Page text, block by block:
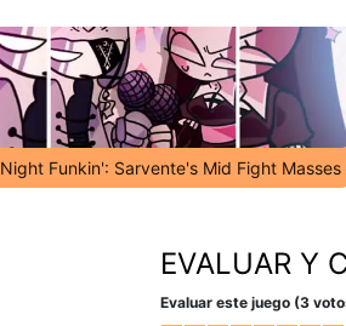
Funkin': Sarvente's Mid Fight Masses
EVALUAR Y
Evaluar este juego (3